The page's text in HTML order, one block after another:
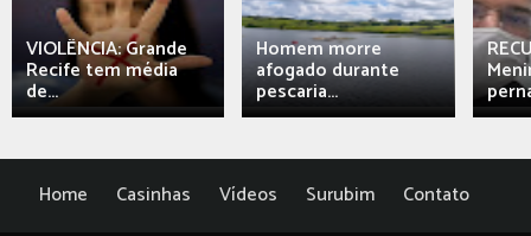
VIOLÊNCIA: Grande
Recife tem média
de...
Homem morre
afogado durante
pescaria...
Home Casinhas Vídeos Surubim Contato